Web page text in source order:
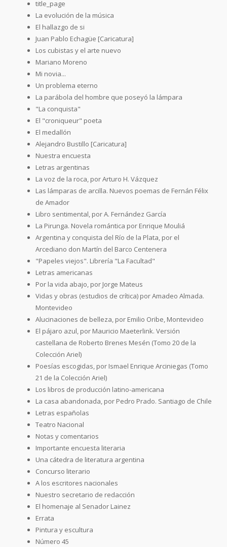
title_page
La evolución de la música
El hallazgo de si
Juan Pablo Echagüe [Caricatura]
Los cubistas y el arte nuevo
Mariano Moreno
Mi novia...
Un problema eterno
La parábola del hombre que poseyó la lámpara
"La conquista"
El "croniqueur" poeta
El medallón
Alejandro Bustillo [Caricatura]
Nuestra encuesta
Letras argentinas
La voz de la roca, por Arturo H. Vázquez
Las lámparas de arcilla. Nuevos poemas de Fernán Félix
de Amador
Libro sentimental, por A. Fernández García
La Pirunga. Novela romántica por Enrique Mouliá
Argentina y conquista del Río de la Plata, por el
Arcediano don Martín del Barco Centenera
"Papeles viejos". Librería "La Facultad"
Letras americanas
Por la vida abajo, por Jorge Mateus
Vidas y obras (estudios de crítica) por Amadeo Almada.
Montevideo
Alucinaciones de belleza, por Emilio Oribe, Montevideo
El pájaro azul, por Mauricio Maeterlink. Versión
castellana de Roberto Brenes Mesén (Tomo 20 de la
Colección Ariel)
Poesías escogidas, por Ismael Enrique Arciniegas (Tomo
21 de la Colección Ariel)
Los libros de producción latino-americana
La casa abandonada, por Pedro Prado. Santiago de Chile
Letras españolas
Teatro Nacional
Notas y comentarios
Importante encuesta literaria
Una cátedra de literatura argentina
Concurso literario
A los escritores nacionales
Nuestro secretario de redacción
El homenaje al Senador Lainez
Errata
Pintura y escultura
Número 45